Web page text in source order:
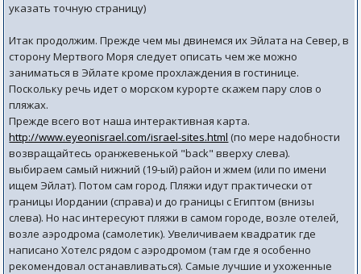
указать точную страницу)
Итак продолжим. Прежде чем мы двинемся их Эйлата на Север, в
сторону Мертвого Моря следует описать чем же можно
заниматься в Эйлате кроме прохлаждения в гостинице.
Поскольку речь идет о морском курорте скажем пару слов о
пляжах.
Прежде всего вот наша интерактивная карта.
http://www.eyeonisrael.com/israel-sites.html (по мере надобности
возвращайтесь оранжевенькой "back" вверху слева).
выбираем самый нижний (19-ый) район и жмем (или по имени
ищем Эйлат). Потом сам город. Пляжи идут практически от
границы Иордании (справа) и до границы с Египтом (внизы
слева). Но нас интересуют пляжи в самом городе, возле отелей,
возле аэродрома (самолетик). Увеличиваем квадратик где
написано Хотелс рядом с аэродромом (там где я особенно
рекомендовал останавливаться). Самые лучшие и ухоженные